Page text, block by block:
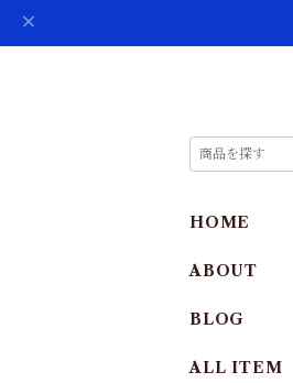
HOME
ABOUT
BLOG
ALL ITEM